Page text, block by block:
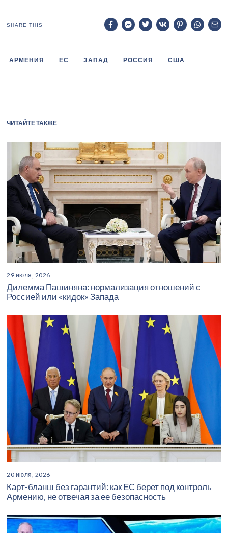
SHARE THIS
АРМЕНИЯ ЕС ЗАПАД РОССИЯ США
ЧИТАЙТЕ ТАКЖЕ
29 июля, 2026
Дилемма Пашиняна: нормализация отношений с
Россией или «кидок» Запада
20 июля, 2026
Карт-бланш без гарантий: как ЕС берет под контроль
Армению, не отвечая за ее безопасность